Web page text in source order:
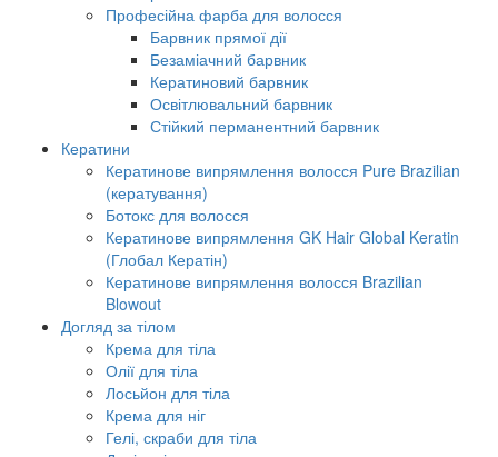
Професійна фарба для волосся
Барвник прямої дії
Безаміачний барвник
Кератиновий барвник
Освітлювальний барвник
Стійкий перманентний барвник
Кератини
Кератинове випрямлення волосся Pure Brazilian
(кератування)
Ботокс для волосся
Кератинове випрямлення GK Hair Global Keratin
(Глобал Кератін)
Кератинове випрямлення волосся Brazilian
Blowout
Догляд за тілом
Крема для тіла
Олії для тіла
Лосьйон для тіла
Крема для ніг
Гелі, скраби для тіла